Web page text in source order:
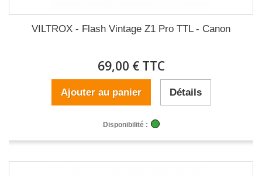
VILTROX - Flash Vintage Z1 Pro TTL - Canon
69,00 € TTC
Ajouter au panier Détails
Disponibilité :